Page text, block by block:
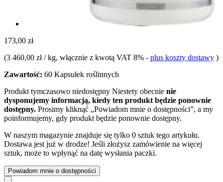
173,00 zł
(3 460,00 zł / kg, włącznie z kwotą VAT 8% - plus koszty dostawy )
Zawartość: 60 Kapsułek roślinnych
Produkt tymczasowo niedostępny Niestety obecnie nie
dysponujemy informacją, kiedy ten produkt będzie ponownie
dostępny. Prosimy kliknąć „Powiadom mnie o dostępności”, a my
poinformujemy, gdy produkt będzie ponownie dostępny.
W naszym magazynie znajduje się tylko 0 sztuk tego artykułu.
Dostawa jest już w drodze! Jeśli złożysz zamówienie na więcej
sztuk, może to wpłynąć na datę wysłania paczki.
Powiadom mnie o dostępności